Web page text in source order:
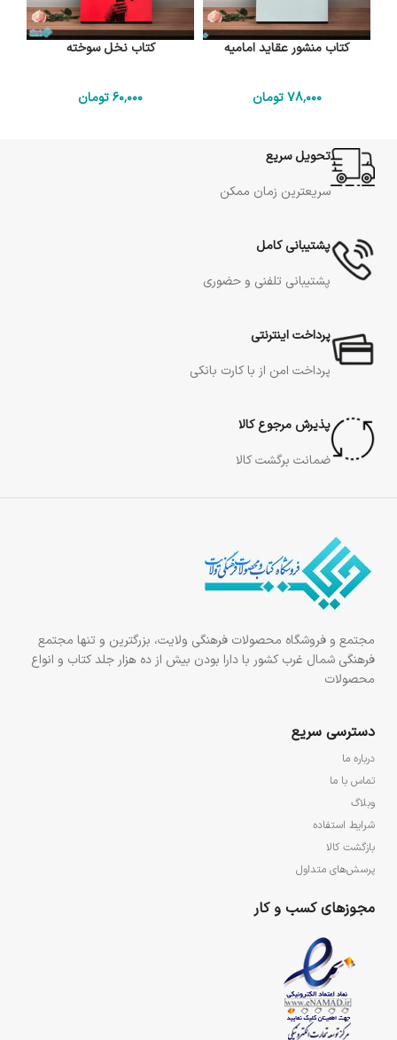
کتاب منشور عقاید امامیه
78٬000 تومان
کتاب نخل سوخته
60٬000تومان
تحویل سریع
سریعترین زمان ممکن
پشتیبانی کامل
پشتیبانی تلفنی و حضوری
پرداخت اینترنتی
پرداخت امن از با کارت بانکی
پذیرش مرجوع کالا
ضمانت برگشت کالا
مجتمع و فروشگاه محصولات فرهنگی ولایت، بزرگترین و تنها مجتمع
فرهنگی شمال غرب کشور با دارا بودن بیش از ده هزار جلد کتاب و انواع
محصولات
دسترسی سریع
درباره ما
تماس با ما
وبلاگ
شرایط استفاده
بازگشت کالا
پرسش‌های متداول
مجوزهای کسب و کار